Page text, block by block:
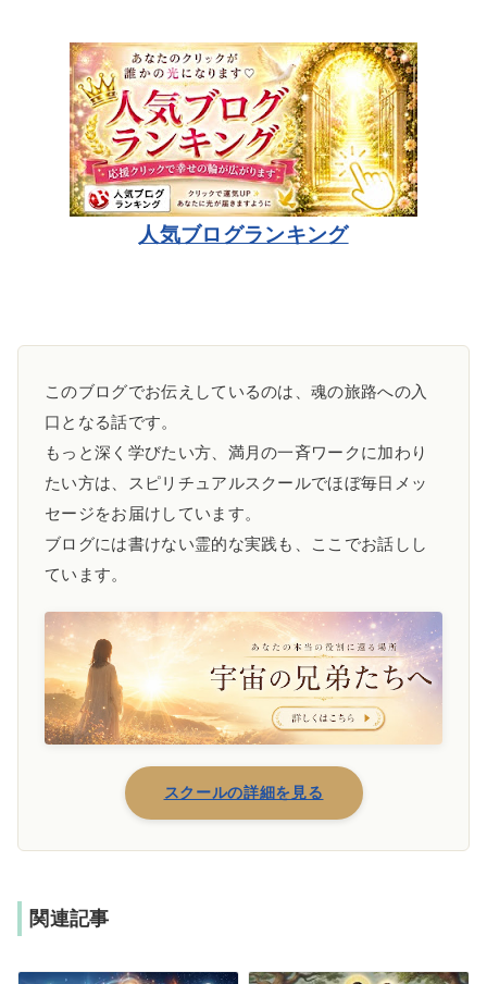
人気ブログランキング
このブログでお伝えしているのは、魂の旅路への入
口となる話です。
もっと深く学びたい方、満月の一斉ワークに加わり
たい方は、スピリチュアルスクールでほぼ毎日メッ
セージをお届けしています。
ブログには書けない霊的な実践も、ここでお話しし
ています。
スクールの詳細を見る
関連記事